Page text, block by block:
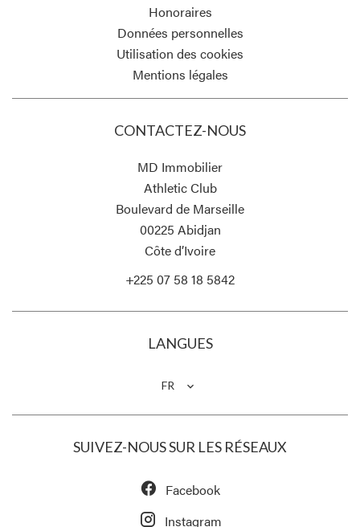
Honoraires
Données personnelles
Utilisation des cookies
Mentions légales
CONTACTEZ-NOUS
MD Immobilier
Athletic Club
Boulevard de Marseille
00225 Abidjan
Côte d’Ivoire
+225 07 58 18 5842
LANGUES
FR
SUIVEZ-NOUS SUR LES RÉSEAUX
Facebook
Instagram